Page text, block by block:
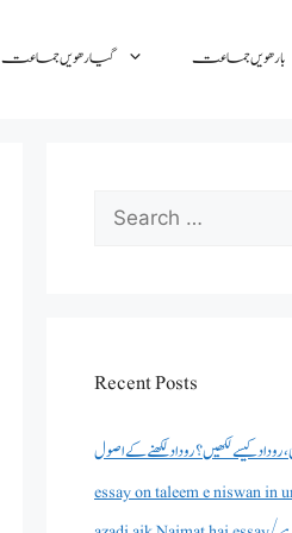
گیارھویں جماعت بارھویں جماعت
Search
for:
Recent Posts
،روداد کیسے لکھیں؟ روداد لکھنے کے اصول